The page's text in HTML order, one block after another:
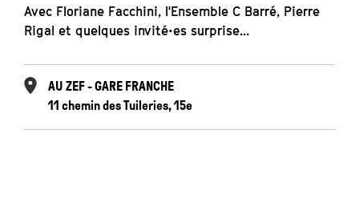
Avec Floriane Facchini, l'Ensemble C Barré, Pierre
Rigal et quelques invité•es surprise...
AU ZEF - GARE FRANCHE
11 chemin des Tuileries, 15e